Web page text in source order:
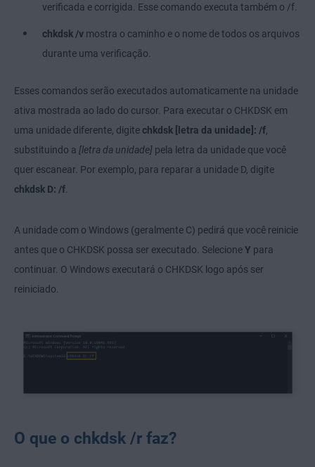
verificada e corrigida. Esse comando executa também o /f.
chkdsk /v mostra o caminho e o nome de todos os arquivos
durante uma verificação.
Esses comandos serão executados automaticamente na unidade
ativa mostrada ao lado do cursor. Para executar o CHKDSK em
uma unidade diferente, digite chkdsk [letra da unidade]: /f,
substituindo a [letra da unidade] pela letra da unidade que você
quer escanear. Por exemplo, para reparar a unidade D, digite
chkdsk D: /f.
A unidade com o Windows (geralmente C) pedirá que você reinicie
antes que o CHKDSK possa ser executado. SelecioneY para
continuar. O Windows executará o CHKDSK logo após ser
reiniciado.
O que o chkdsk /r faz?